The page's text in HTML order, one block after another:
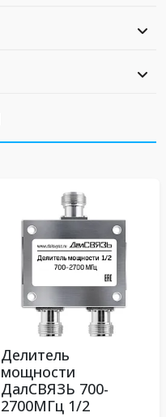
Делитель
мощности
ДалСВЯЗЬ 700-
2700МГц 1/2